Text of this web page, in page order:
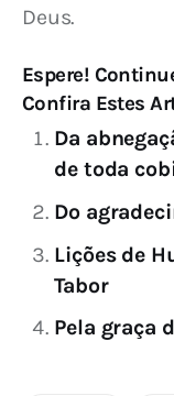
Deus.
Espere!
Confira Estes
Da
de toda
Do
Lições de
Tabor
Pela graça